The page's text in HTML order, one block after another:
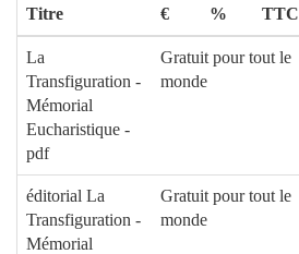
Titre
€
%
TTC
La
Transfiguration -
Mémorial
Eucharistique -
pdf
Gratuit pour tout le
monde
éditorial La
Transfiguration -
Mémorial
Gratuit pour tout le
monde